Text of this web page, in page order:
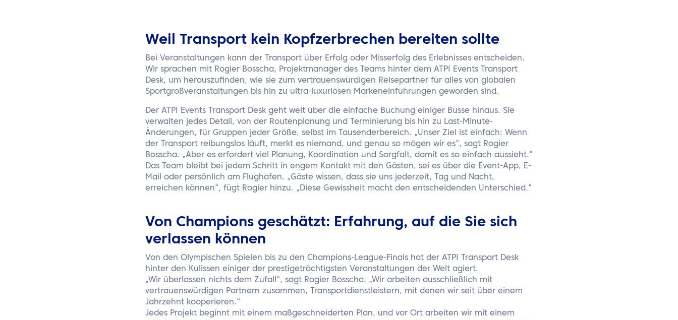
Weil Transport kein Kopfzerbrechen bereiten sollte
Bei Veranstaltungen kann der Transport über Erfolg oder Misserfolg des Erlebnisses entscheiden.
Wir sprachen mit Rogier Bosscha, Projektmanager des Teams hinter dem ATPI Events Transport
Desk, um herauszufinden, wie sie zum vertrauenswürdigen Reisepartner für alles von globalen
Sportgroßveranstaltungen bis hin zu ultra-luxuriösen Markeneinführungen geworden sind.
Der ATPI Events Transport Desk geht weit über die einfache Buchung einiger Busse hinaus. Sie
verwalten jedes Detail, von der Routenplanung und Terminierung bis hin zu Last-Minute-
Änderungen, für Gruppen jeder Größe, selbst im Tausenderbereich. „Unser Ziel ist einfach: Wenn
der Transport reibungslos läuft, merkt es niemand, und genau so mögen wir es“, sagt Rogier
Bosscha. „Aber es erfordert viel Planung, Koordination und Sorgfalt, damit es so einfach aussieht.“
Das Team bleibt bei jedem Schritt in engem Kontakt mit den Gästen, sei es über die Event-App, E-
Mail oder persönlich am Flughafen. „Gäste wissen, dass sie uns jederzeit, Tag und Nacht,
erreichen können“, fügt Rogier hinzu. „Diese Gewissheit macht den entscheidenden Unterschied.“
Von Champions geschätzt: Erfahrung, auf die Sie sich
verlassen können
Von den Olympischen Spielen bis zu den Champions-League-Finals hat der ATPI Transport Desk
hinter den Kulissen einiger der prestigeträchtigsten Veranstaltungen der Welt agiert.
„Wir überlassen nichts dem Zufall“, sagt Rogier Bosscha. „Wir arbeiten ausschließlich mit
vertrauenswürdigen Partnern zusammen, Transportdienstleistern, mit denen wir seit über einem
Jahrzehnt kooperieren.“
Jedes Projekt beginnt mit einem maßgeschneiderten Plan, und vor Ort arbeiten wir mit einem